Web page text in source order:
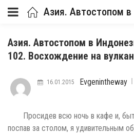
Азия. Автостопом в
102. Восхождение на
Evgenintheway
16.01.2015
Просидев всю ночь в кафе и,
поспав за столом, я удивительным